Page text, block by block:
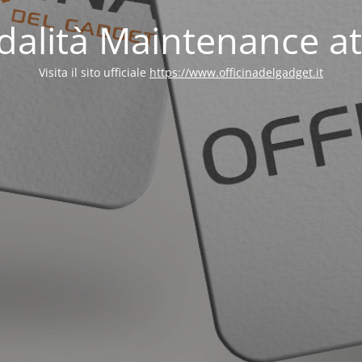
Maintenance
Visita il sito ufficiale https://www.officinadelgadget.it